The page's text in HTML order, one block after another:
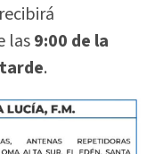
las9:00 de la
.